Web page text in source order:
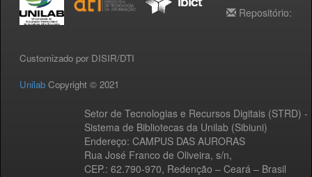
Customizado por DISIR/DTI
Unilab Copyright © 2021
Setor de Tecnologias e Recursos Digitais (STRD) -
Sistema de Bibliotecas da Unilab (Sibiuni)
Endereço: CAMPUS DAS AURORAS
Rua José Franco de Oliveira, s/n,
CEP.: 62.790-970, Redenção – Ceará – Brasil
Repositório: